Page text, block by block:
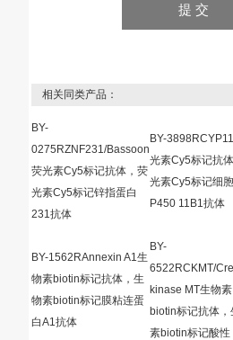
相关同类产品：
BY-
0275RZNF231/Bassoon
荧光素Cy5标记抗体，荧
光素Cy5标记锌指蛋白
231抗体
BY-
光素Cy5标记抗
光素Cy5标记细
P450 11B1抗体
BY-1562RAnnexin A1生
物素biotin标记抗体，生
物素biotin标记膜粘连蛋
白A1抗体
BY-
6522RCKMT/
kinase MT生物素
biotin标记抗体，
素biotin标记酸性